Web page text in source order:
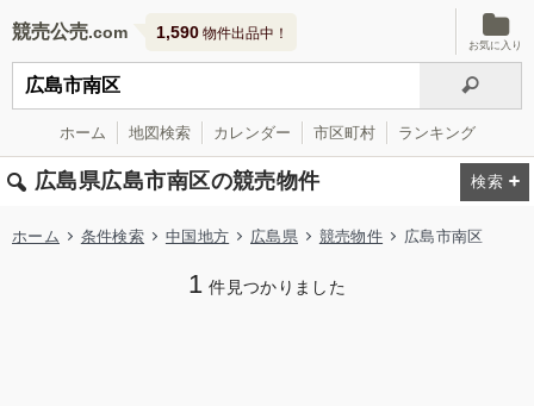
競売公売 1,590 物件出品中！
お気に入り
ホーム 地図検索 カレンダー 市区町村 ランキング
広島県広島市南区の競売物件
ホーム 条件検索 中国地方 広島県 競売物件 広島市南区
1 件見つかりました